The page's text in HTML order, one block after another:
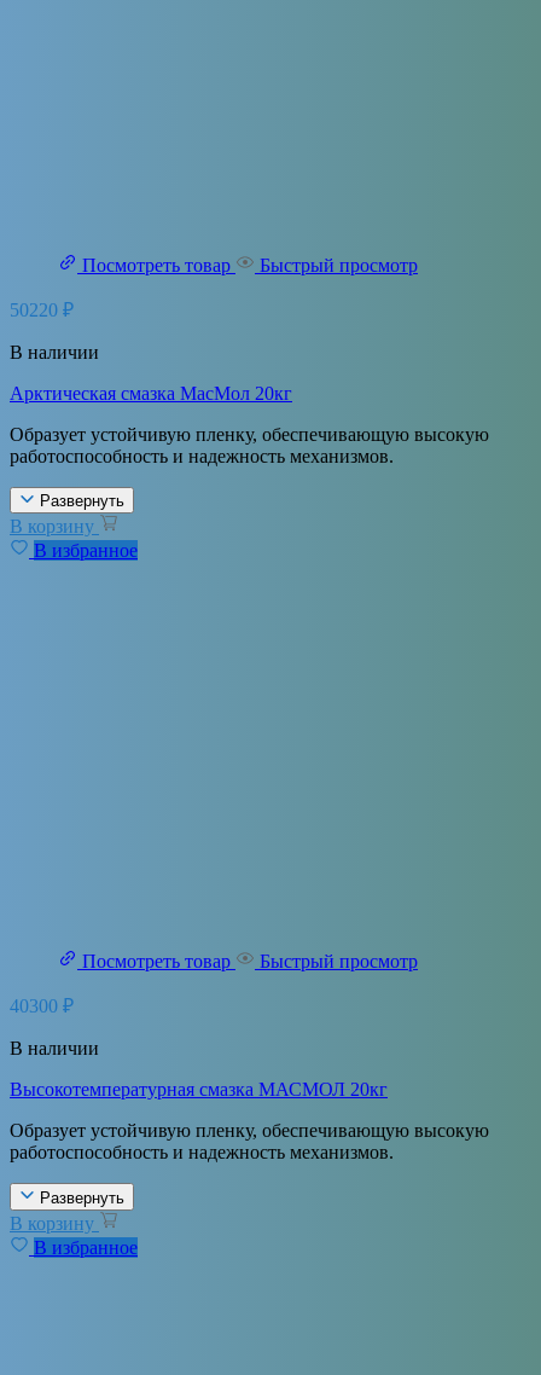
Посмотреть товар Быстрый просмотр
50220 ₽
В наличии
Арктическая смазка МасМол 20кг
Образует устойчивую пленку, обеспечивающую высокую
работоспособность и надежность механизмов.
Развернуть
В корзину
В избранное
Посмотреть товар Быстрый просмотр
40300 ₽
В наличии
Высокотемпературная смазка МАСМОЛ 20кг
Образует устойчивую пленку, обеспечивающую высокую
работоспособность и надежность механизмов.
Развернуть
В корзину
В избранное